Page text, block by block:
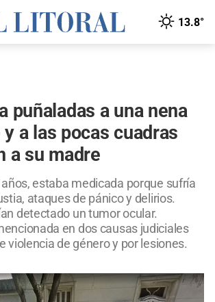
13.8°
puñaladas a una nena
a las pocas cuadras
a su madre
estaba medicada porque sufría
ataques de pánico y delirios.
detectado un tumor ocular.
en dos causas judiciales
violencia de género y por lesiones.